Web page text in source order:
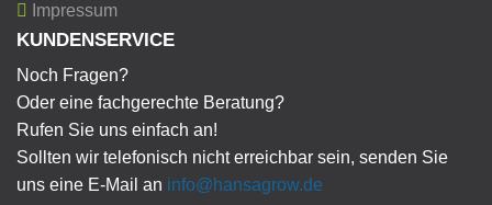
Impressum
KUNDENSERVICE
Noch Fragen?
Oder eine fachgerechte Beratung?
Rufen Sie uns einfach an!
Sollten wir telefonisch nicht erreichbar sein, senden Sie
uns eine E-Mail an info@hansagrow.de